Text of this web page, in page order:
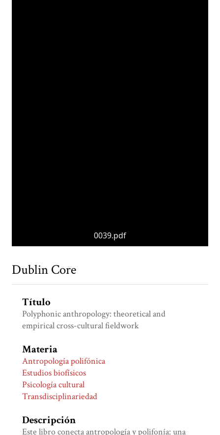
0039.pdf
Dublin Core
Título
Polyphonic anthropology: theoretical and
empirical cross-cultural fieldwork
Materia
Antropología polifónica
Estudios biofísicos
Psicología cultural
Transdisciplinariedad
Descripción
Este libro conecta antropología y polifonía: una